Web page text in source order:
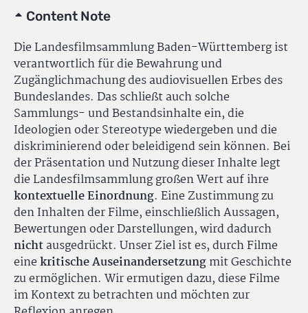
Content Note
Die Landesfilmsammlung Baden-Württemberg ist
verantwortlich für die Bewahrung und
Zugänglichmachung des audiovisuellen Erbes des
Bundeslandes. Das schließt auch solche
Sammlungs- und Bestandsinhalte ein, die
Ideologien oder Stereotype wiedergeben und die
diskriminierend oder beleidigend sein können. Bei
der Präsentation und Nutzung dieser Inhalte legt
die Landesfilmsammlung großen Wert auf ihre
kontextuelle Einordnung. Eine Zustimmung zu
den Inhalten der Filme, einschließlich Aussagen,
Bewertungen oder Darstellungen, wird dadurch
nichtausgedrückt. Unser Ziel ist es, durch Filme
einekritische Auseinandersetzungmit Geschichte
zu ermöglichen. Wir ermutigen dazu, diese Filme
im Kontext zu betrachten und möchten zur